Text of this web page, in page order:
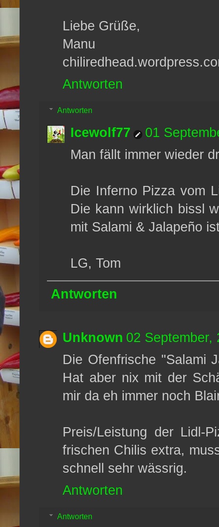
Liebe Grüße,
Manu
Antworten
Antworten
Icewolf77
01
Man fällt immer wieder
Die Inferno Pizza vom
Die kann wirklich bissl
mit Salami & Jalapeño
LG, Tom
Antworten
Unknown 02 September,
Die Ofenfrische "Salami
Hat aber nix mit der
mir da eh immer noch
Preis/Leistung der Lidl-
frischen Chilis extra,
schnell sehr wässrig.
Antworten
Antworten